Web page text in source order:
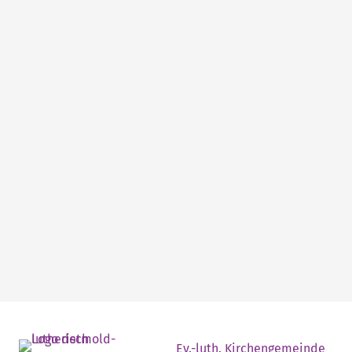
Ev.-luth. Kirchengemeinde